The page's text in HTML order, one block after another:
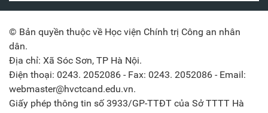
© Bản quyền thuộc về Học viện Chính trị Công an nhân
dân.
Địa chỉ: Xã Sóc Sơn, TP Hà Nội.
Điện thoại: 0243. 2052086 - Fax: 0243. 2052086 - Email:
webmaster@hvctcand.edu.vn.
Giấy phép thông tin số 3933/GP-TTĐT của Sở TTTT Hà